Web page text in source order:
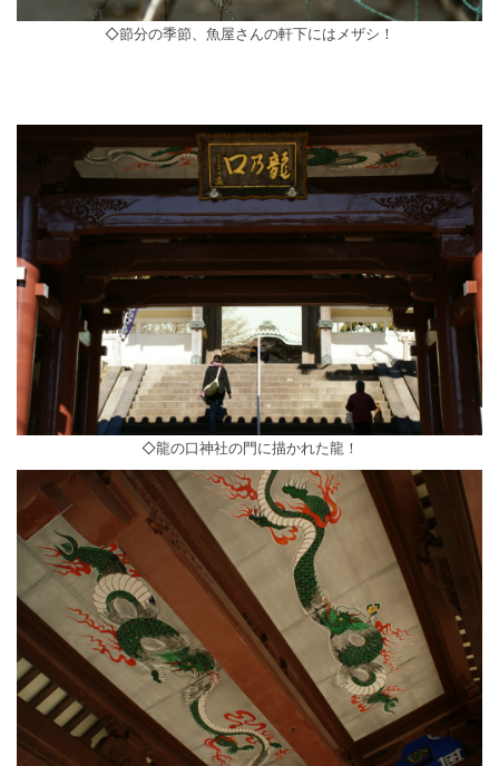
◇節分の季節、魚屋さんの軒下にはメザシ！
◇龍の口神社の門に描かれた龍！